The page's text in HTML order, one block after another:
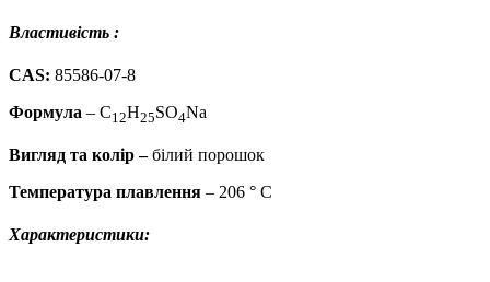
Властивість :
CAS: 85586-07-8
Формула – C12H25SO4Na
Вигляд та колір –білий порошок
Температура плавлення – 206 ° C
Характеристики: